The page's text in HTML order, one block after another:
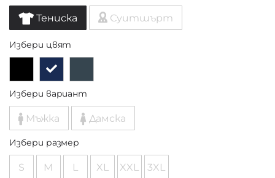
Тениска Суитшърт
Избери цвят
Избери вариант
Мъжка Дамска
Избери размер
S M L XL XXL 3XL